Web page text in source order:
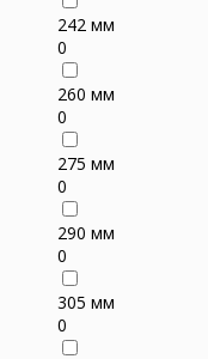
242 мм
0
260 мм
0
275 мм
0
290 мм
0
305 мм
0